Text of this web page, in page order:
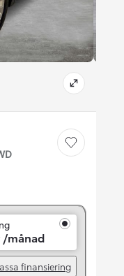
Save car
/månad
finansiering